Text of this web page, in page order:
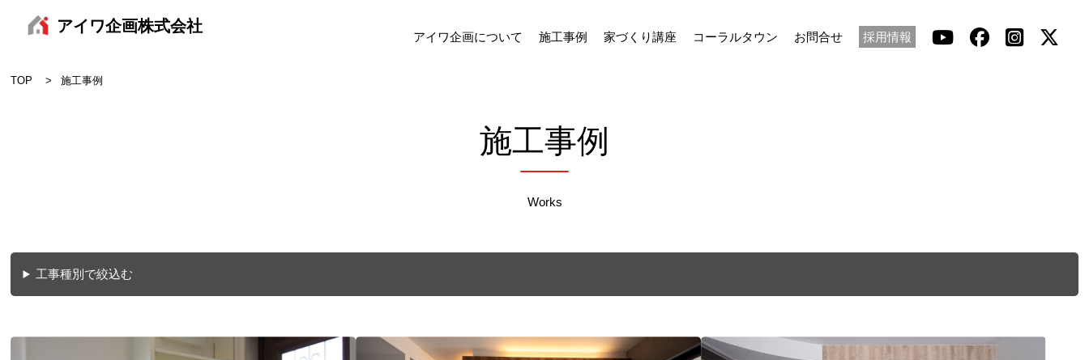
アイワ企画株式会社
アイワ企画について 施工事例 家づくり講座 コーラルタウン お問合せ 採用情報
TOP 施工事例
施工事例
Works
工事種別で絞込む